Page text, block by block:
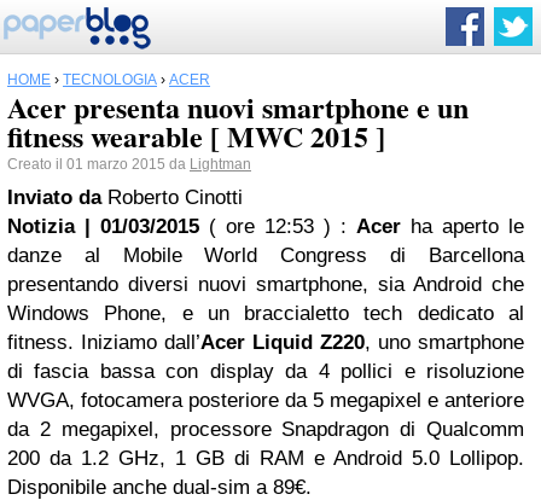
HOME › TECNOLOGIA › ACER
Acer presenta nuovi smartphone e un
fitness wearable [ MWC 2015 ]
Creato il 01 marzo 2015 da Lightman
Inviato da Roberto Cinotti
Notizia | 01/03/2015 ( ore 12:53 ) : Acer ha aperto le
danze al Mobile World Congress di Barcellona
presentando diversi nuovi smartphone, sia Android che
Windows Phone, e un braccialetto tech dedicato al
fitness. Iniziamo dall’Acer Liquid Z220, uno smartphone
di fascia bassa con display da 4 pollici e risoluzione
WVGA, fotocamera posteriore da 5 megapixel e anteriore
da 2 megapixel, processore Snapdragon di Qualcomm
200 da 1.2 GHz, 1 GB di RAM e Android 5.0 Lollipop.
Disponibile anche dual-sim a 89€.